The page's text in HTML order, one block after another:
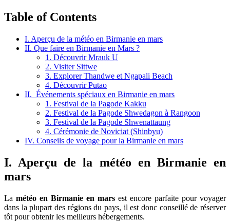
Table of Contents
I. Aperçu de la météo en Birmanie en mars
II. Que faire en Birmanie en Mars ?
1. Découvrir Mrauk U
2. Visiter Sittwe
3. Explorer Thandwe et Ngapali Beach
4. Découvrir Putao
II. Événements spéciaux en Birmanie en mars
1. Festival de la Pagode Kakku
2. Festival de la Pagode Shwedagon à Rangoon
3. Festival de la Pagode Shwenattaung
4. Cérémonie de Noviciat (Shinbyu)
IV. Conseils de voyage pour la Birmanie en mars
I. Aperçu de la météo en Birmanie en
mars
La météo en Birmanie en mars est encore parfaite pour voyager
dans la plupart des régions du pays, il est donc conseillé de réserver
tôt pour obtenir les meilleurs hébergements.